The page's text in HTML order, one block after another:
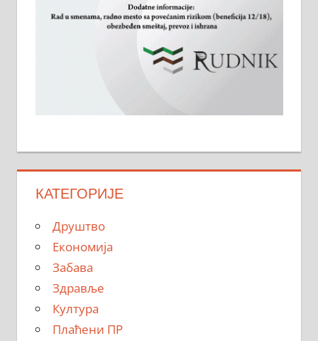
КАТЕГОРИЈЕ
Друштво
Економија
Забава
Здравље
Култура
Плаћени ПР